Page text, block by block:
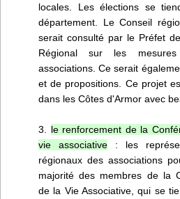
locales. Les élections se
département. Le Conseil
serait consulté par le Préfet
Régional sur les
associations. Ce serait
et de propositions. Ce projet
dans les Côtes d'Armor avec
3. le renforcement de la
vie associative : les
régionaux des associations
majorité des membres de la
de la Vie Associative, qui se